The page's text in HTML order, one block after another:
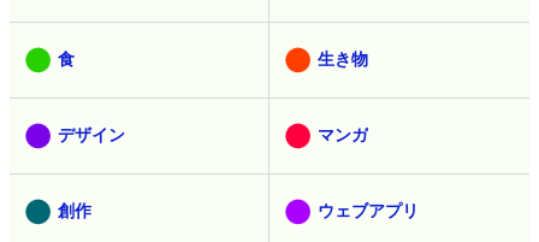
食 生き物
デザイン マンガ
創作 ウェブアプリ